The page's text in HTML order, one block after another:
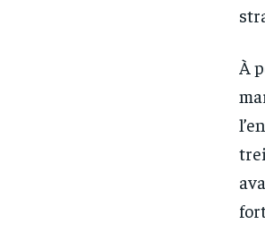
À